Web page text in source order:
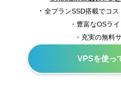
・ 全プランSSD搭載でコ
・豊富なOSラ
・充実の無料
VPSを使っ